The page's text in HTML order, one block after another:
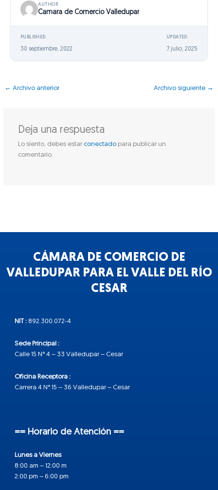
AUTHOR
Camara de Comercio Valledupar
PUBLISHED
30 septiembre, 2022
UPDATED
7 julio, 2025
← Archivo anterior Archivo siguiente →
Deja una respuesta
Lo siento, debes estar conectadopara publicar un
comentario.
CÁMARA DE COMERCIO DE
VALLEDUPAR PARA EL VALLE DEL RÍO
CESAR
NIT : 892.300.072-4
Sede Principal :
Calle 15 N° 4 – 33 Valledupar – Cesar
Oficina Receptora :
Carrera 4 N° 15 – 36 Valledupar – Cesar
== Horario de Atención ==
Lunes a Viernes
8:00 am – 12:00 m
2:00 pm – 6:00 pm